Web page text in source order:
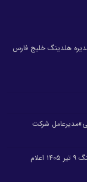
هلدینگ خلیج فارس
شرکت
نتایج آزمون استخدامی شرکت های زیرمجموعه پتروفرهنگ ۹ تیر ۱۴۰۵ اعلام